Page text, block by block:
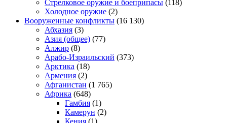
Стрелковое оружие и боеприпасы (118)
Холодное оружие (2)
Вооруженные конфликты (16 130)
Абхазия (3)
Азия (общее) (77)
Алжир (8)
Арабо-Израильский (373)
Арктика (18)
Армения (2)
Афганистан (1 765)
Африка (648)
Гамбия (1)
Камерун (2)